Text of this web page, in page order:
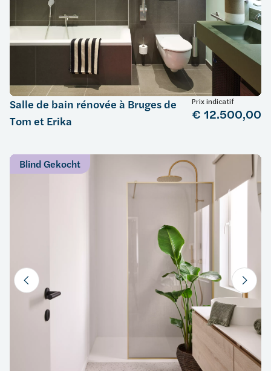
Salle de bain rénovée à Bruges de
Tom et Erika
Prix indicatif
€ 12.500,00
Blind Gekocht